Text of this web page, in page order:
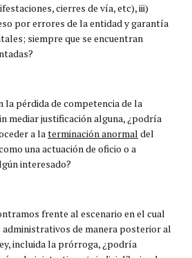
cierres de vía, etc), iii)
por errores de la entidad y garantía
siempre que se encuentran
la pérdida de competencia de la
mediar justificación alguna, ¿podría
a laterminación anormal del
una actuación de oficio o a
interesado?
frente al escenario en el cual
de manera posterior al
incluida la prórroga, ¿podría